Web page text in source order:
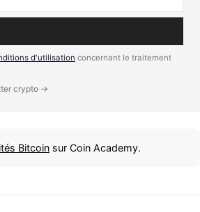
d'utilisation concernant le traitement
crypto →
Bitcoin sur Coin Academy.